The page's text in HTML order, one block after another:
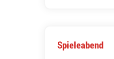
Spieleabend